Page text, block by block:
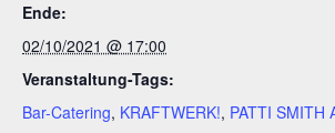
Ende:
02/10/2021 @ 17:00
Veranstaltung-Tags:
Bar-Catering, KRAFTWERK!, PATTI SMITH